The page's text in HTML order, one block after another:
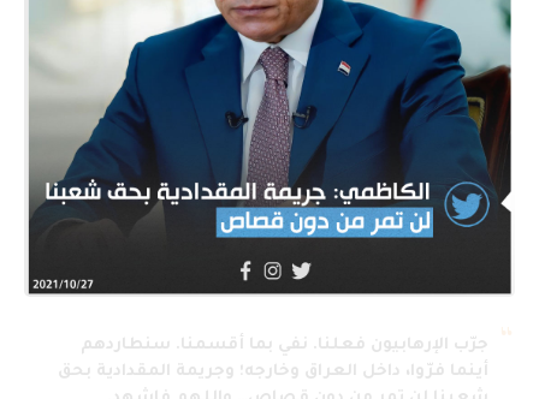
جرّب الإرهابيون فعلنا. نفي بما أقسمنا. سنطاردهم
أينما فرّوا، داخل العراق وخارجه؛ وجريمة المقدادية بحق